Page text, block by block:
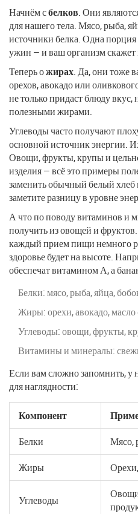
Начнём сбелков. Они
для нашего тела. Мясо, рыба,
источники белка. Одна порция
ужин — и ваш организм скажет
Теперь ожирах. Да, они тоже
орехов, авокадо или
не только придаст блюду вкус,
полезными жирами.
Углеводы часто получают
основной источник энергии.
Овощи, фрукты, крупы и
изделия — всё это примеры
заменить обычный белый хлеб
заметите разницу в уровне
А что по поводу витаминов и
получить из овощей и
каждый прием пищи немного
здоровье будет на высоте.
обеспечат витамином А, а
Белки: мясо, рыба, яйца,
Жиры: орехи, авокадо, масло
Углеводы: овощи, фрукты,
Витамины и минералы:
Если вам сложно запомнить, у
для наглядности:
Компонент
Белки
Мясо,
Жиры
Углеводы